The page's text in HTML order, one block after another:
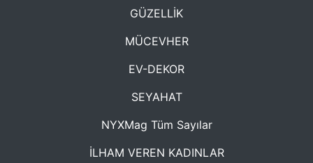
GÜZELLİK
MÜCEVHER
EV-DEKOR
SEYAHAT
NYXMag Tüm Sayılar
İLHAM VEREN KADINLAR